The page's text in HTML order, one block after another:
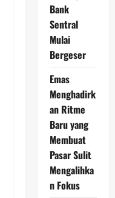
Bank
Sentral
Mulai
Bergeser
Emas
Menghadirk
an Ritme
Baru yang
Membuat
Pasar Sulit
Mengalihka
n Fokus